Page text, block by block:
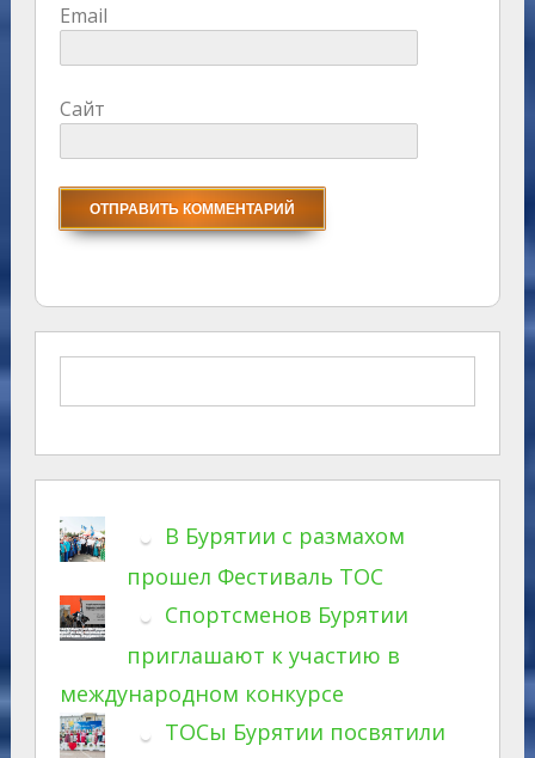
Email
Сайт
В Бурятии с размахом
прошел Фестиваль ТОС
Спортсменов Бурятии
приглашают к участию в
международном конкурсе
ТОСы Бурятии посвятили